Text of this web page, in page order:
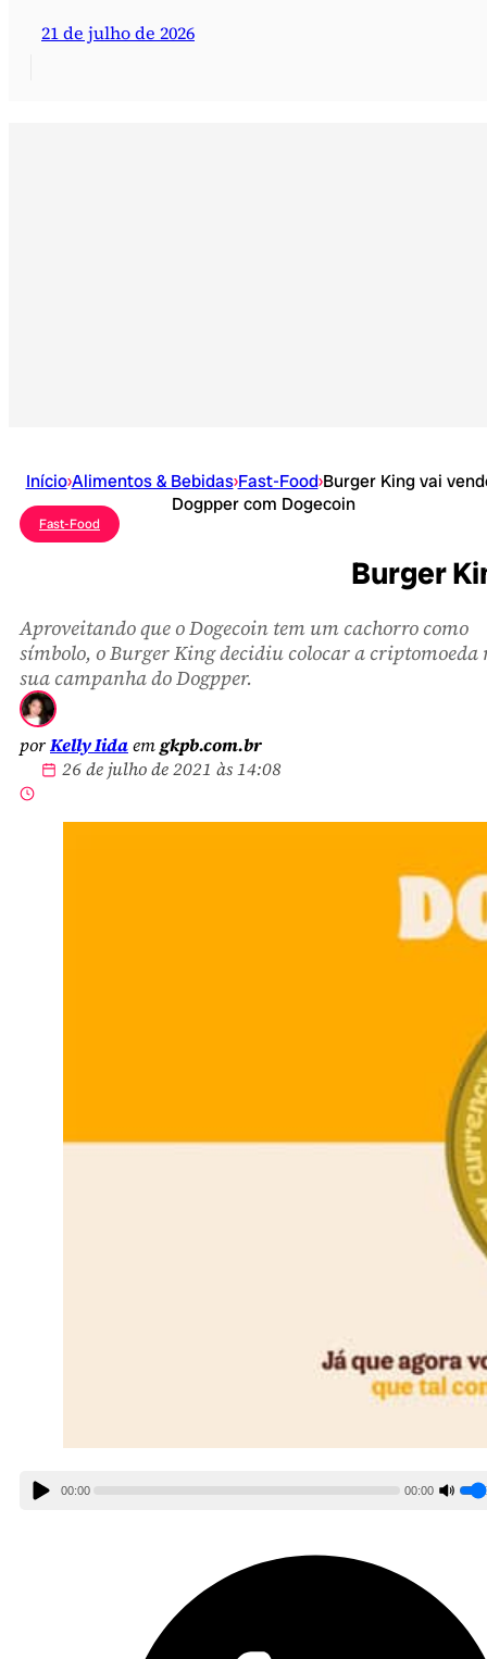
21 de julho de 2026
Início›Alimentos & Bebidas›Fast-Food›Burger King vai
Dogpper com Dogecoin
Fast-Food
Burger
Aproveitando que o Dogecoin tem um cachorro como
símbolo, o Burger King decidiu colocar a criptomoeda
sua campanha do Dogpper.
porKelly Iidaemgkpb.com.br
26 de julho de 2021 às 14:08
00:00 00:00